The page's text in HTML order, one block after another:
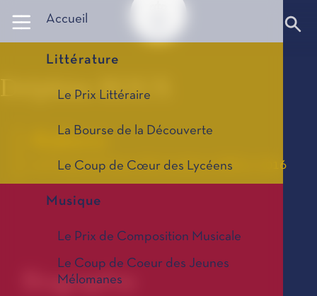
Accueil
Littérature
Le Prix Littéraire
La Bourse de la Découverte
Le Coup de Cœur des Lycéens
Musique
Le Prix de Composition Musicale
Le Coup de Coeur des Jeunes
Mélomanes
Delphine ROUX
Kokoro
Le Coup de Cœur des Lycéens, édition 2016
Biographie